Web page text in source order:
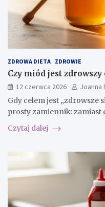
ZDROWA DIETA ZDROWIE
Czy miód jest zdrowszy
12 czerwca 2026
Joanna
Gdy celem jest „zdrowsze
prosty zamiennik:
Czytaj dalej